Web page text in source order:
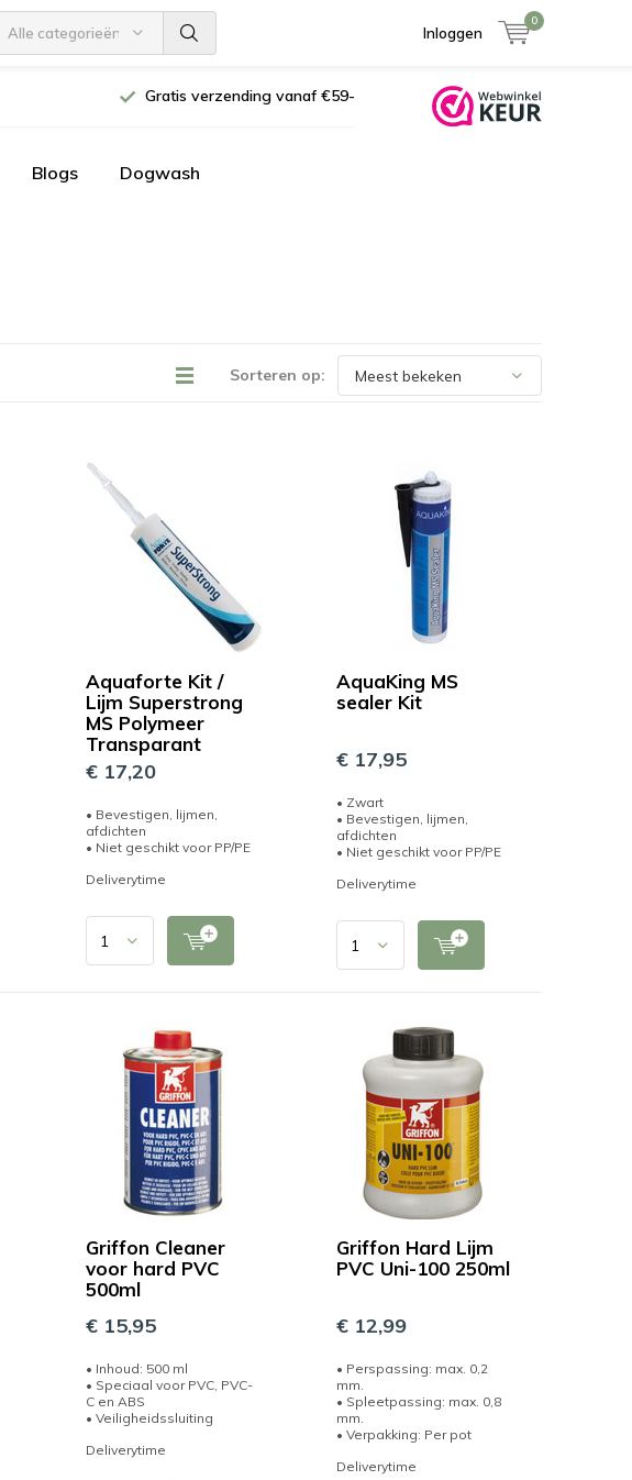
Alle categorieën Inloggen
0
Gratis verzending vanaf €59-
Blogs Dogwash
Sorteren op:
Aquaforte Kit /
Lijm Superstrong
MS Polymeer
Transparant
€ 17,20
• Bevestigen, lijmen,
afdichten
• Niet geschikt voor PP/PE
Deliverytime
AquaKing MS
sealer Kit
€ 17,95
• Zwart
• Bevestigen, lijmen,
afdichten
• Niet geschikt voor PP/PE
Deliverytime
Griffon Cleaner
voor hard PVC
500ml
€ 15,95
• Inhoud: 500 ml
• Speciaal voor PVC, PVC-
C en ABS
• Veiligheidssluiting
Deliverytime
Griffon Hard Lijm
PVC Uni-100 250ml
€ 12,99
• Perspassing: max. 0,2
mm.
• Spleetpassing: max. 0,8
mm.
• Verpakking: Per pot
Deliverytime